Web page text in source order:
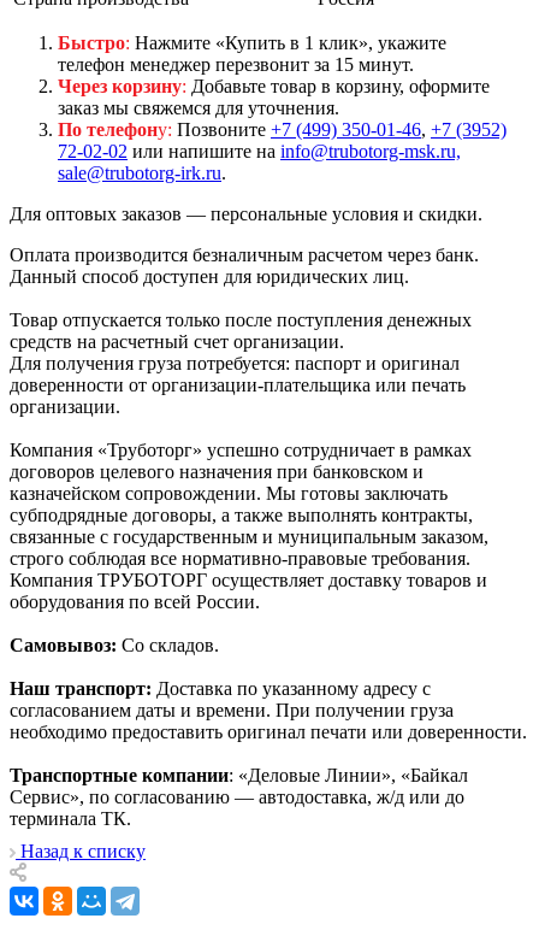
Быстро: Нажмите «Купить в 1 клик», укажите
телефон менеджер перезвонит за 15 минут.
Через корзину: Добавьте товар в корзину, оформите
заказ мы свяжемся для уточнения.
По телефону: Позвоните +7 (499) 350-01-46, +7 (3952)
72-02-02 или напишите на info@trubotorg-msk.ru,
sale@trubotorg-irk.ru.
Для оптовых заказов — персональные условия и скидки.
Оплата производится безналичным расчетом через банк.
Данный способ доступен для юридических лиц.
Товар отпускается только после поступления денежных
средств на расчетный счет организации.
Для получения груза потребуется: паспорт и оригинал
доверенности от организации-плательщика или печать
организации.
Компания «Труботорг» успешно сотрудничает в рамках
договоров целевого назначения при банковском и
казначейском сопровождении. Мы готовы заключать
субподрядные договоры, а также выполнять контракты,
связанные с государственным и муниципальным заказом,
строго соблюдая все нормативно-правовые требования.
Компания ТРУБОТОРГ осуществляет доставку товаров и
оборудования по всей России.
Самовывоз: Со складов.
Наш транспорт: Доставка по указанному адресу с
согласованием даты и времени. При получении груза
необходимо предоставить оригинал печати или доверенности.
Транспортные компании: «Деловые Линии», «Байкал
Сервис», по согласованию — автодоставка, ж/д или до
терминала ТК.
Назад к списку